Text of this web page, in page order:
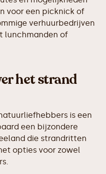
voor een picknick of
verhuurbedrijven
lunchmanden of
het strand
is een
een bijzondere
die strandritten
opties voor zowel